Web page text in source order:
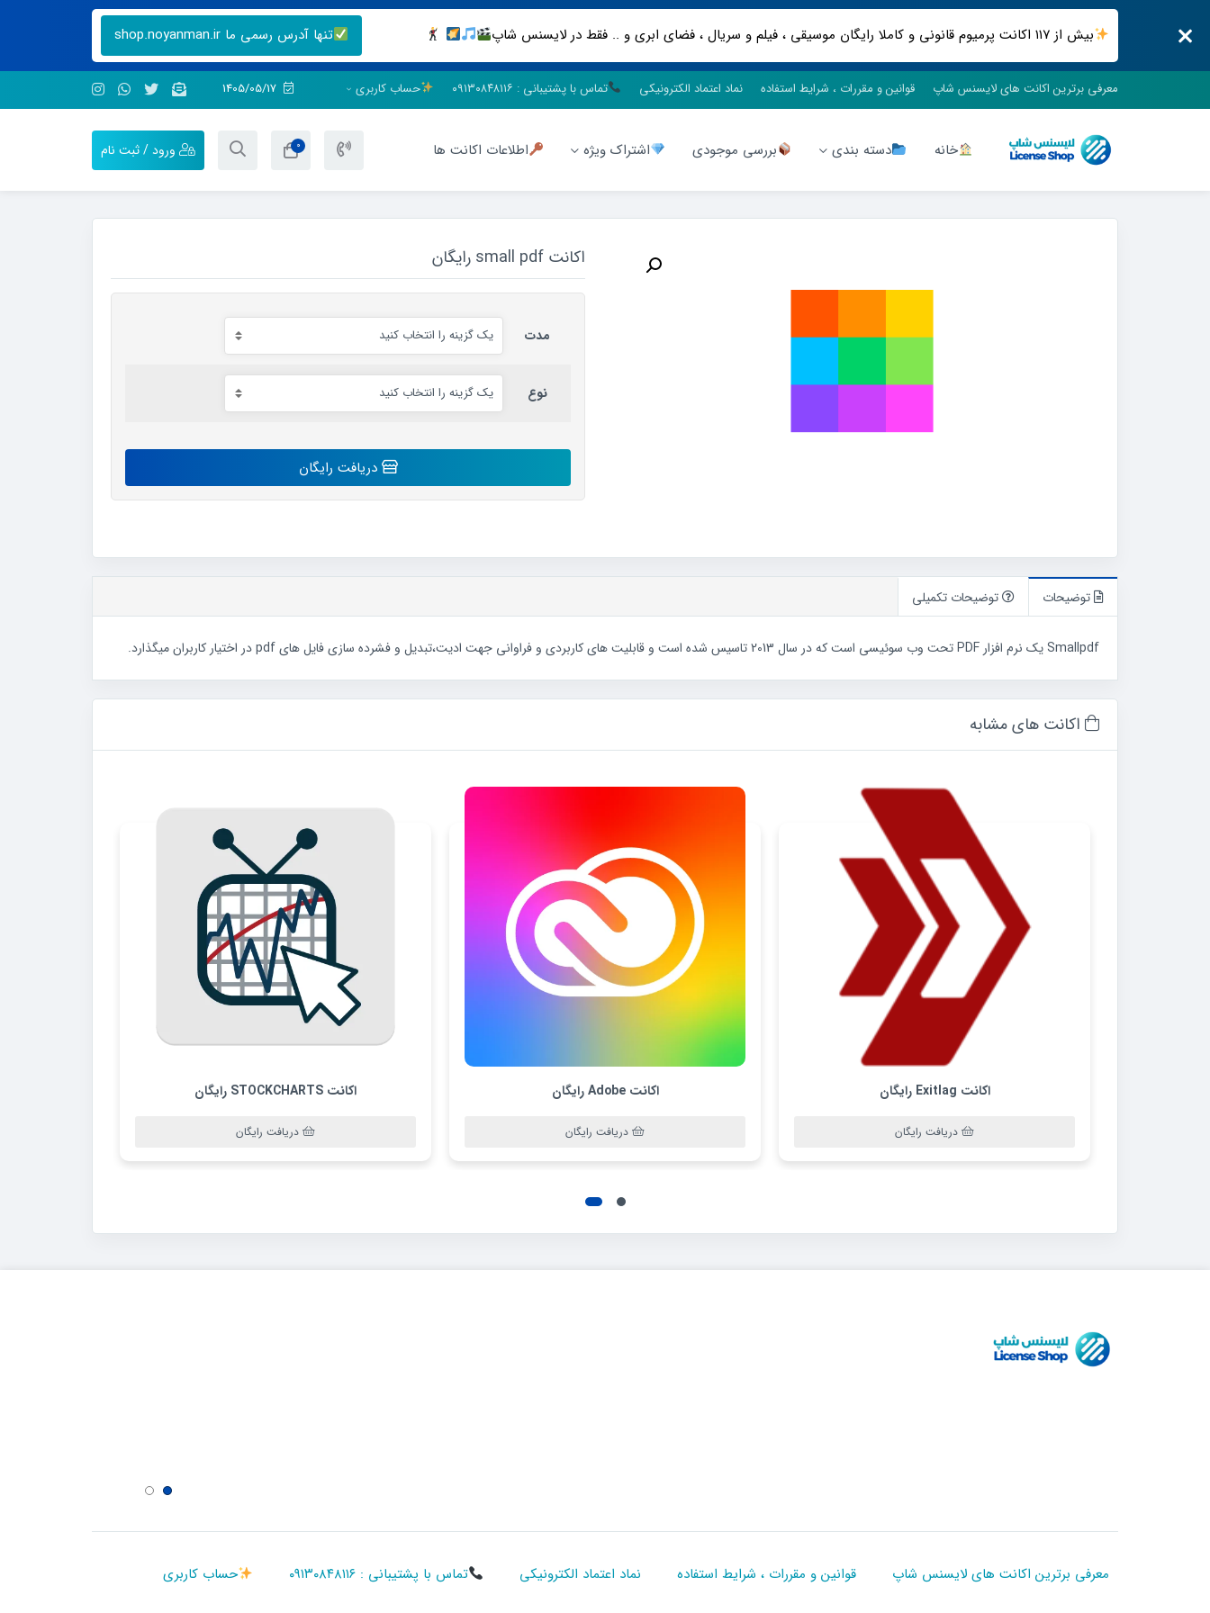
بیش از ۱۱۷ اکانت پرمیوم قانونی و کاملا رایگان موسیقی ، فیلم و سریال ، فضای ابری و .. فقط در لایسنس شاپ تنها آدرس رسمی ما shop.noyanman.ir
معرفی برترین اکانت های لایسنس شاپ قوانین و مقررات ، شرایط استفاده نماد اعتماد الکترونیکی تماس با پشتیبانی : ۰۹۱۳۰۸۴۸۱۱۶ حساب کاربری
خانه دسته بندی بررسی موجودی اشتراک ویژه اطلاعات اکانت ها ورود / ثبت نام 0
اکانت small pdf رایگان
مدت
نوع
اکانت
pdf
دریافت رایگان
توضیحات توضیحات تکمیلی
Smallpdf یک نرم افزار PDF تحت وب سوئیسی است که در سال 2013 تاسیس شده است و قابلیت های کاربردی و فراوانی جهت ادیت،‌تبدیل و فشرده سازی فایل های pdf در اختیار کاربران میگذارد.
اکانت های مشابه
اکانت Exitlag رایگان
دریافت رایگان
اکانت Adobe رایگان
دریافت رایگان
اکانت STOCKCHARTS رایگان
دریافت رایگان
معرفی برترین اکانت های لایسنس شاپ قوانین و مقررات ، شرایط استفاده نماد اعتماد الکترونیکی تماس با پشتیبانی : ۰۹۱۳۰۸۴۸۱۱۶ حساب کاربری